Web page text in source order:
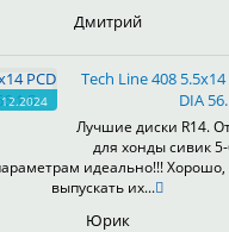
Дмитрий
Tech Line 408 5.5x14
DIA
Лучшие диски R14.
для хонды сивик
идеально!!! Хорошо,
выпускать их...
Юрик